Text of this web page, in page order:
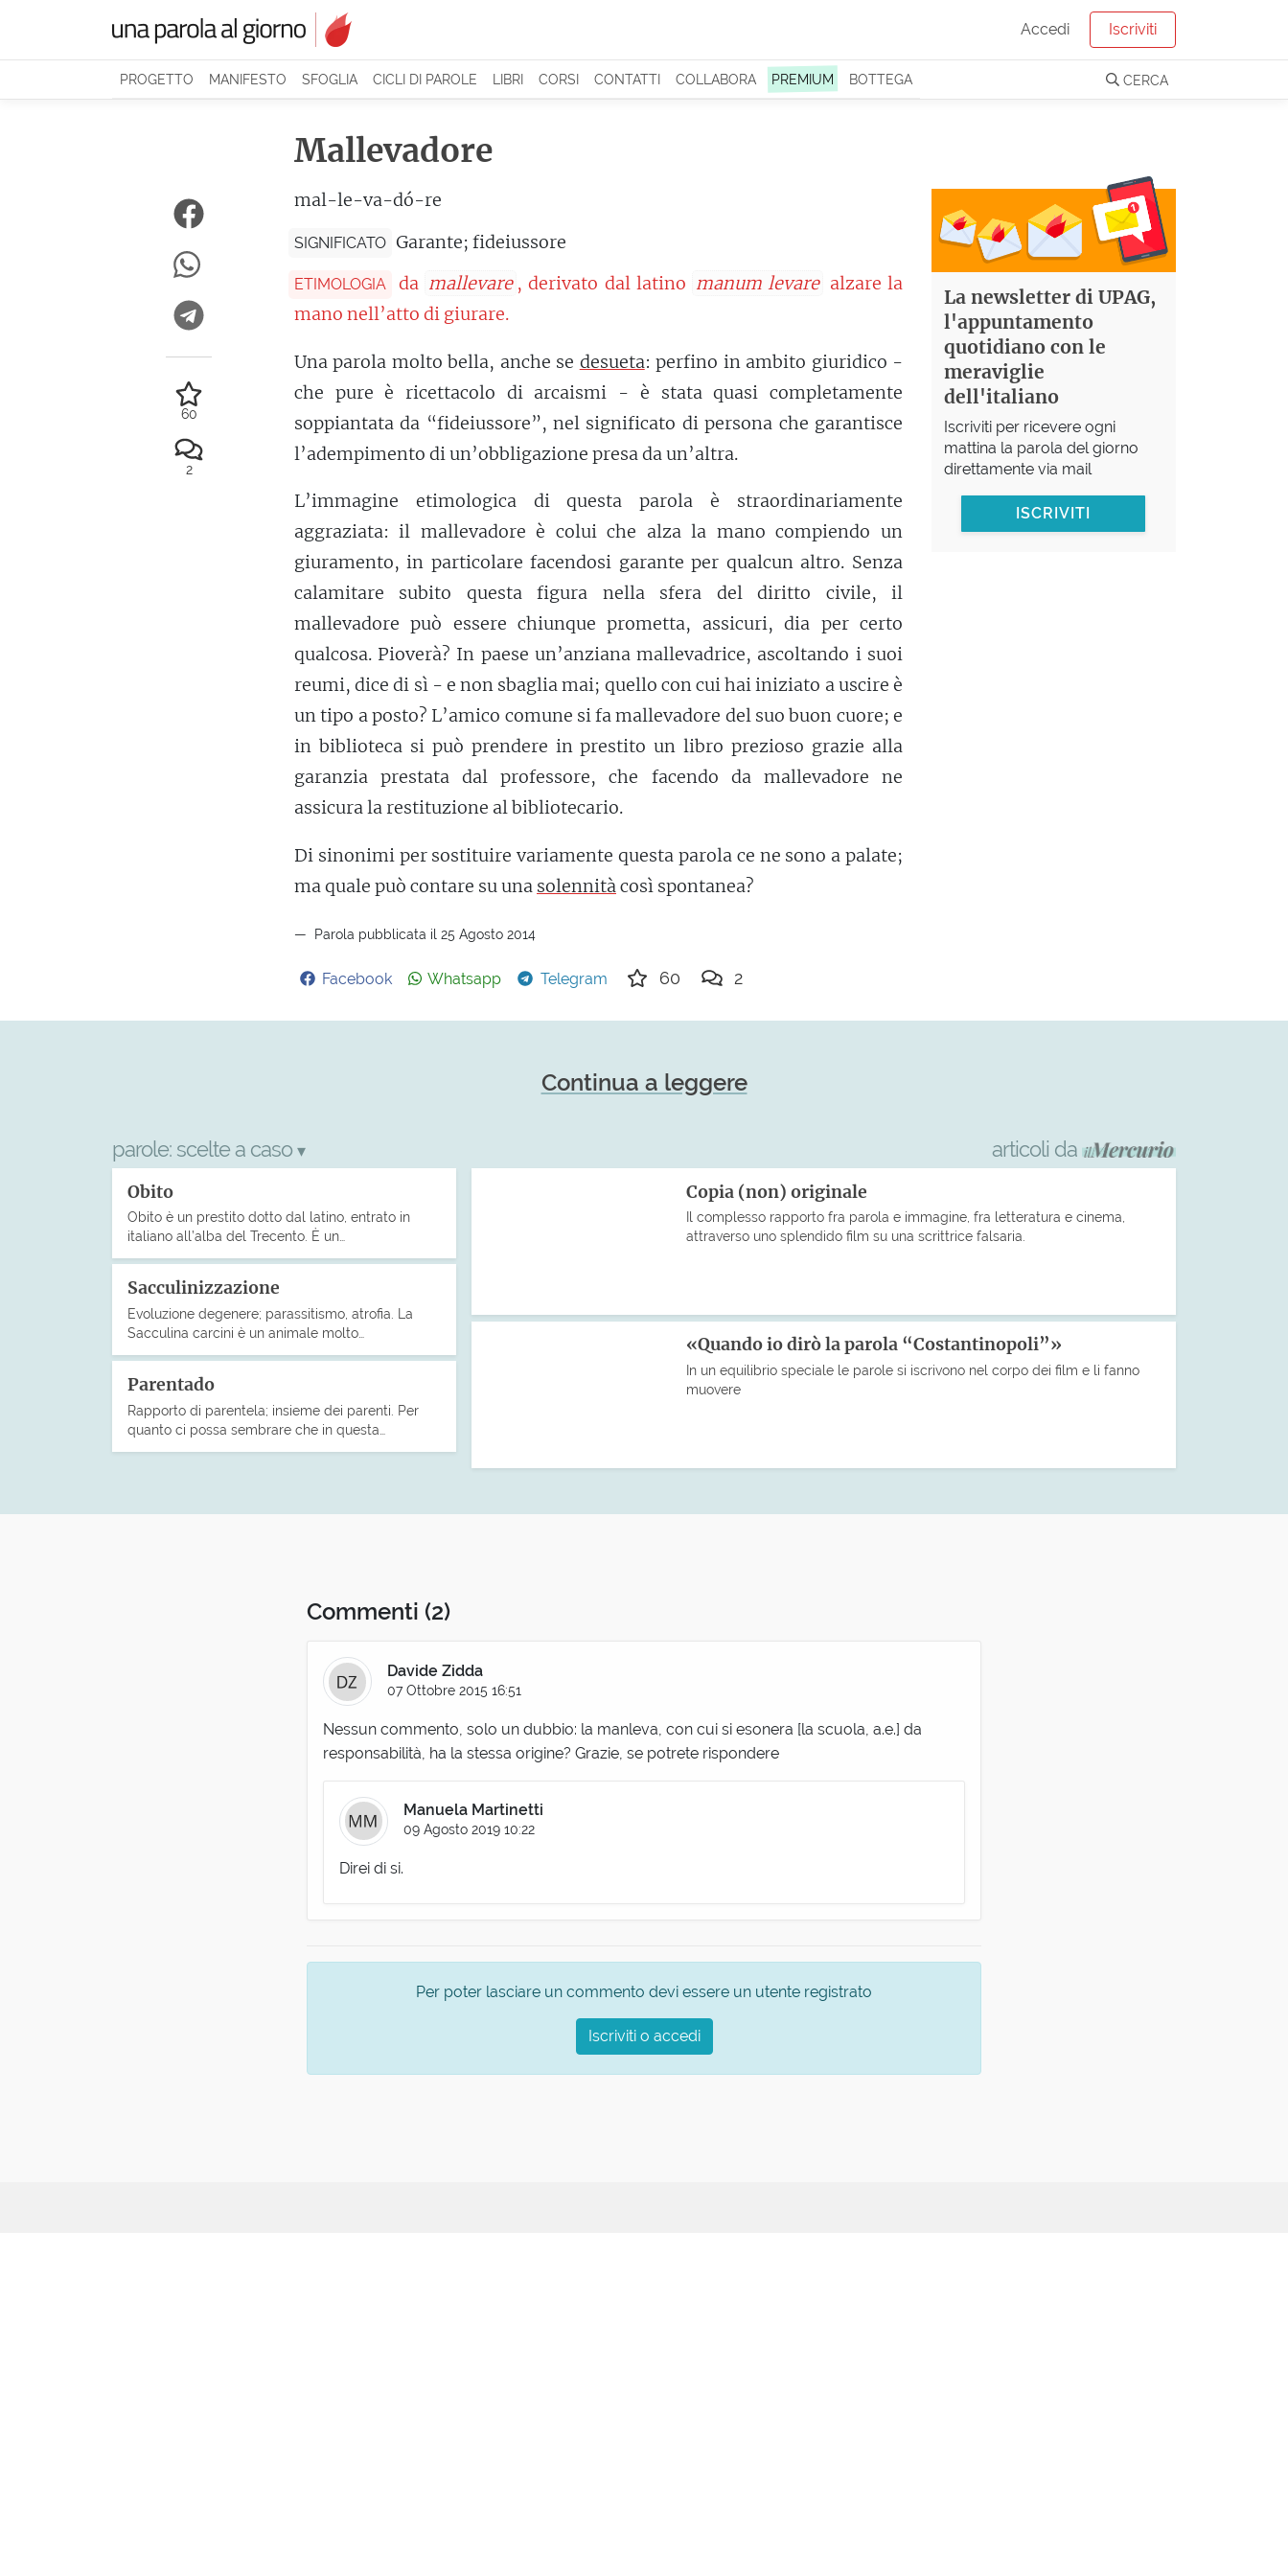
Accedi Iscriviti
PROGETTO MANIFESTO SFOGLIA CICLI DI PAROLE LIBRI CORSI CONTATTI COLLABORA PREMIUM BOTTEGA CERCA
Mallevadore
mal-le-va-dó-re
SIGNIFICATO Garante; fideiussore
ETIMOLOGIA da mallevare , derivato dal latino manum levare alzare la
mano nell’atto di giurare.
Una parola molto bella, anche se desueta: perfino in ambito giuridico -
che pure è ricettacolo di arcaismi - è stata quasi completamente
soppiantata da “fideiussore”, nel significato di persona che garantisce
l’adempimento di un’obbligazione presa da un’altra.
L’immagine etimologica di questa parola è straordinariamente
aggraziata: il mallevadore è colui che alza la mano compiendo un
giuramento, in particolare facendosi garante per qualcun altro. Senza
calamitare subito questa figura nella sfera del diritto civile, il
mallevadore può essere chiunque prometta, assicuri, dia per certo
qualcosa. Pioverà? In paese un’anziana mallevadrice, ascoltando i suoi
reumi, dice di sì - e non sbaglia mai; quello con cui hai iniziato a uscire è
un tipo a posto? L’amico comune si fa mallevadore del suo buon cuore; e
in biblioteca si può prendere in prestito un libro prezioso grazie alla
garanzia prestata dal professore, che facendo da mallevadore ne
assicura la restituzione al bibliotecario.
Di sinonimi per sostituire variamente questa parola ce ne sono a palate;
ma quale può contare su una solennitàcosì spontanea?
Parola pubblicata il 25 Agosto 2014
Facebook Whatsapp Telegram 60 2
60
2
La newsletter di UPAG,
l'appuntamento
quotidiano con le
meraviglie
dell'italiano
Iscriviti per ricevere ogni
mattina la parola del giorno
direttamente via mail
ISCRIVITI
Continua a leggere
parole: scelte a caso ▾
Obito
Obito è un prestito dotto dal latino, entrato in
italiano all’alba del Trecento. È un…
Sacculinizzazione
Evoluzione degenere; parassitismo, atrofia. La
Sacculina carcini è un animale molto…
Parentado
Rapporto di parentela; insieme dei parenti. Per
quanto ci possa sembrare che in questa…
articoli da
Copia (non) originale
Il complesso rapporto fra parola e immagine, fra letteratura e cinema,
attraverso uno splendido film su una scrittrice falsaria.
«Quando io dirò la parola “Costantinopoli”»
In un equilibrio speciale le parole si iscrivono nel corpo dei film e li fanno
muovere
Commenti (2)
Davide Zidda
07 Ottobre 2015 16:51
Nessun commento, solo un dubbio: la manleva, con cui si esonera [la scuola, a.e.] da
responsabilità, ha la stessa origine? Grazie, se potrete rispondere
Manuela Martinetti
09 Agosto 2019 10:22
Direi di si.
Per poter lasciare un commento devi essere un utente registrato
Iscriviti o accedi